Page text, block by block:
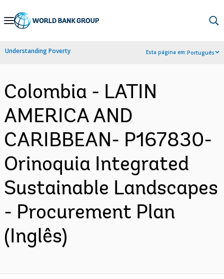
Skip
Navigation
Understanding Poverty Esta página em:Português
Colombia - LATIN
AMERICA AND
CARIBBEAN- P167830-
Orinoquia Integrated
Sustainable Landscapes
- Procurement Plan
(Inglês)